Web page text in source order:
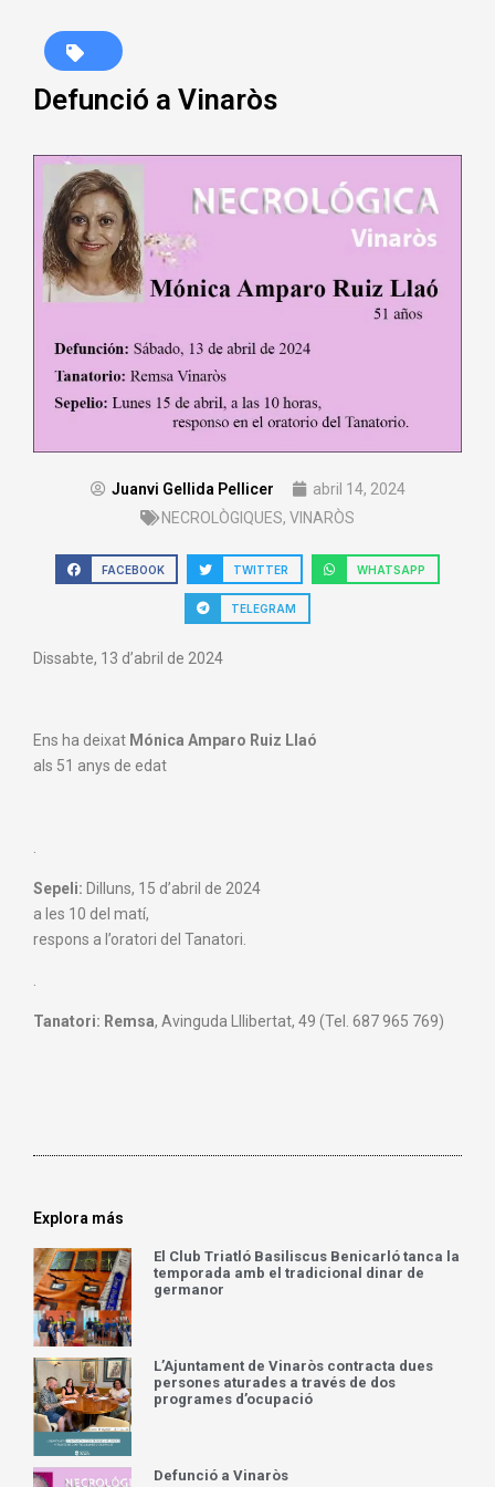
Defunció a Vinaròs
Juanvi Gellida Pellicer
abril 14, 2024
NECROLÒGIQUES, VINARÒS
FACEBOOK TWITTER WHATSAPP
TELEGRAM
Dissabte, 13 d’abril de 2024
Ens ha deixat Mónica Amparo Ruiz Llaó
als 51 anys de edat
Sepeli: Dilluns, 15 d’abril de 2024
a les 10 del matí,
respons a l’oratori del Tanatori.
Tanatori: Remsa, Avinguda Lllibertat, 49 (Tel. 687 965 769)
Explora más
El Club Triatló Basiliscus Benicarló tanca la
temporada amb el tradicional dinar de
germanor
L’Ajuntament de Vinaròs contracta dues
persones aturades a través de dos
programes d’ocupació
Defunció a Vinaròs